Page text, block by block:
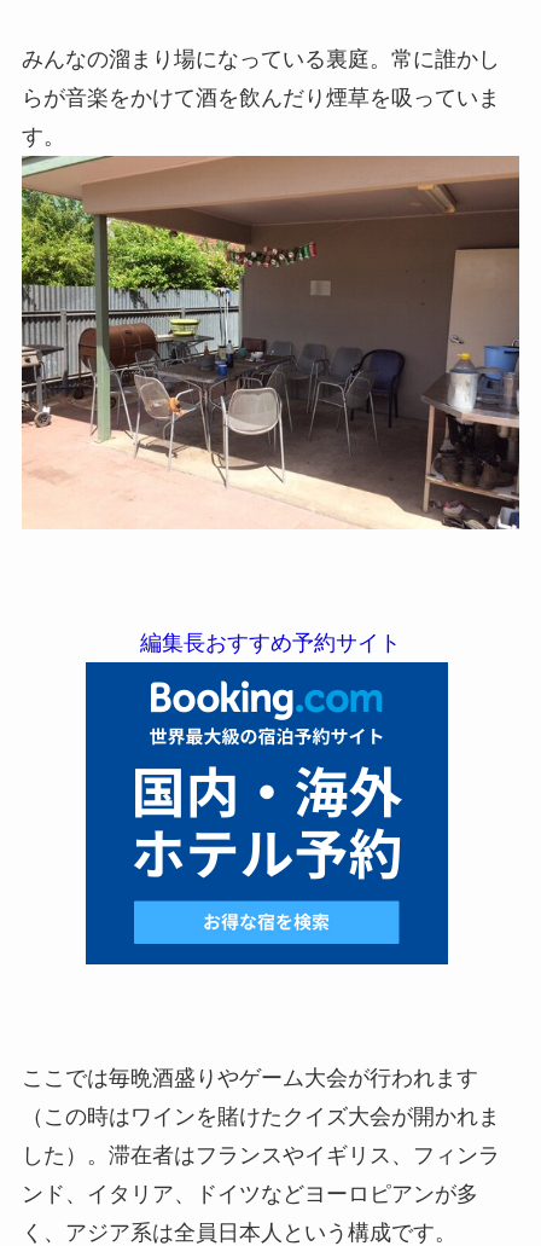
みんなの溜まり場になっている裏庭。常に誰かし
らが音楽をかけて酒を飲んだり煙草を吸っていま
す。
編集長おすすめ予約サイト
ここでは毎晩酒盛りやゲーム大会が行われます
（この時はワインを賭けたクイズ大会が開かれま
した）。滞在者はフランスやイギリス、フィンラ
ンド、イタリア、ドイツなどヨーロピアンが多
く、アジア系は全員日本人という構成です。